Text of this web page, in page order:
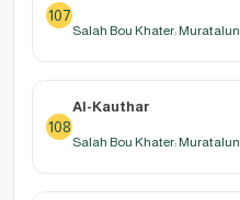
107
Salah Bou Khater: Muratalun
108
Al-Kauthar
Salah Bou Khater: Muratalun